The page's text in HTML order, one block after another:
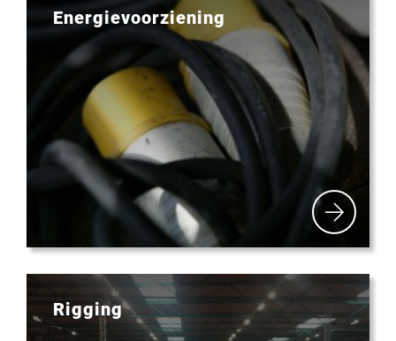
Energievoorziening
Rigging